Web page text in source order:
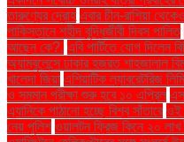
তারুণ্যের দ্রোহ এবার চীন-রাশিয়া
পাকিস্তানে শহীদ বুদ্ধিজীবী দিবস পালিত
আছেন কে?. এবি পার্টিতে যোগ দিলেন
অ্যাম্বুলেন্সে ঢাকার হজরত শাহজালাল
খালেদা জিয়া এশিয়াটিক ল্যাবরেটরিজ
ও সমমান পরীক্ষা শুরু হবে ১০ এপ্রিল
এ্যানিকে পাঠানো হচ্ছে বিশ্ব সাঁতারে ওই
নেয় পুলিশ ওয়ালটন ফ্রিজ কিনে ২০ লাখ